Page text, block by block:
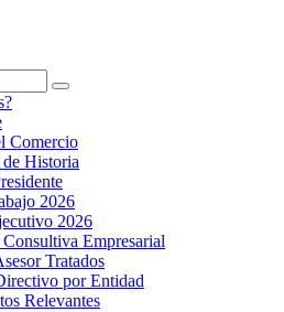
Comercio
Historia
2026
2026
Empresarial
Tratados
por Entidad
Relevantes